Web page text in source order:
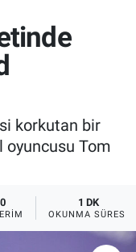
korkutan bir
oyuncusu Tom
1 DK
OKUNMA SÜRESI